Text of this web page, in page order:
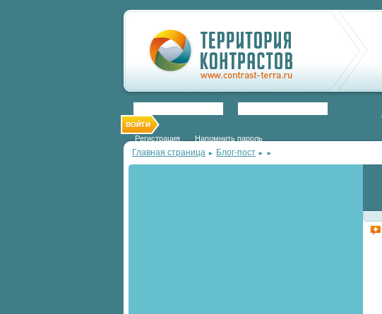
Регистрация Напомнить пароль
Главная страница ► Блог-пост ► ►